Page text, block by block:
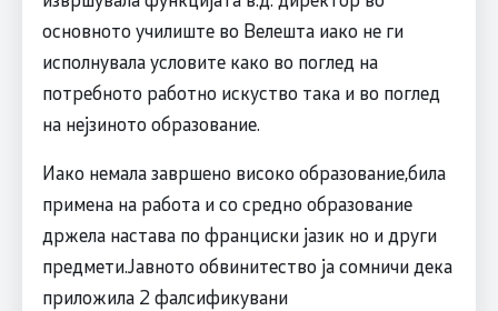
основното училиште во Велешта иако не ги
исполнувала условите како во поглед на
потребното работно искуство така и во поглед
на нејзиното образование.
Иако немала завршено високо образование,била
примена на работа и со средно образование
држела настава по франциски јазик но и други
предмети.Јавното обвинитество ја сомничи дека
приложила 2 фалсификувани